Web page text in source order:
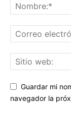
Guardar mi
navegador la